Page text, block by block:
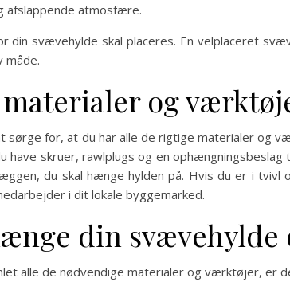
afslappende atmosfære.
svævehylde skal placeres. En velplaceret
måde.
og
for, at du har alle de rigtige materialer og
have skruer, rawlplugs og en
du skal hænge hylden på. Hvis du er i tvivl
i dit lokale byggemarked.
din svævehylde
alle de nødvendige materialer og værktøjer, er